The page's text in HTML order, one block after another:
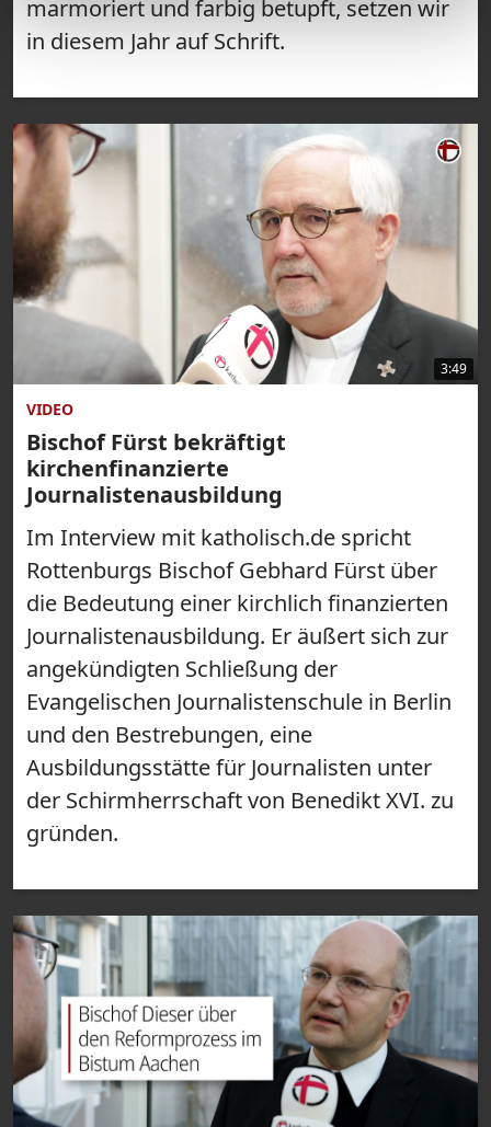
marmoriert und farbig betupft, setzen wir
in diesem Jahr auf Schrift.
3:49
VIDEO
Bischof Fürst bekräftigt
kirchenfinanzierte
Journalistenausbildung
Im Interview mit katholisch.de spricht
Rottenburgs Bischof Gebhard Fürst über
die Bedeutung einer kirchlich finanzierten
Journalistenausbildung. Er äußert sich zur
angekündigten Schließung der
Evangelischen Journalistenschule in Berlin
und den Bestrebungen, eine
Ausbildungsstätte für Journalisten unter
der Schirmherrschaft von Benedikt XVI. zu
gründen.